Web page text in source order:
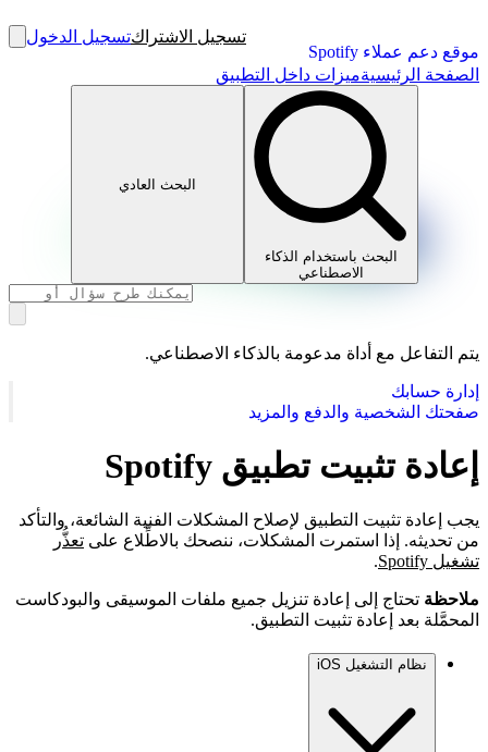
موقع دعم عملاء Spotify
تسجيل الاشتراكتسجيل الدخول
الصفحة الرئيسيةميزات داخل التطبيق
البحث باستخدام الذكاء
الاصطناعي
البحث العادي
يتم التفاعل مع أداة مدعومة بالذكاء الاصطناعي.
إدارة حسابك
صفحتك الشخصية والدفع والمزيد
إعادة تثبيت تطبيق Spotify
يجب إعادة تثبيت التطبيق لإصلاح المشكلات الفنية الشائعة، والتأكد
من تحديثه. إذا استمرت المشكلات، ننصحك بالاطِّلاع على تعذُّر
تشغيل Spotify
.
ملاحظة تحتاج إلى إعادة تنزيل جميع ملفات الموسيقى والبودكاست
المحمَّلة بعد إعادة تثبيت التطبيق.
نظام التشغيل iOS